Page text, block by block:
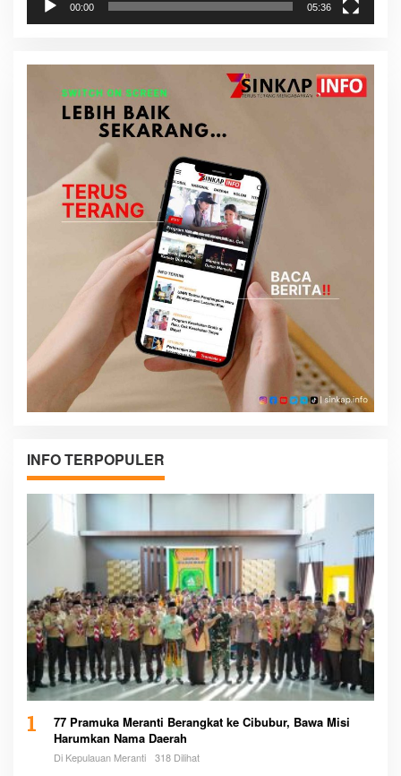
00:00 05:36
INFO TERPOPULER
1
77 Pramuka Meranti Berangkat ke Cibubur, Bawa Misi
Harumkan Nama Daerah
Di Kepulauan Meranti 318 Dilihat